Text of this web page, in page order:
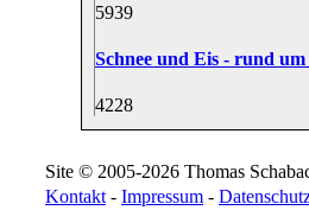
5939
Schnee und Eis - rund
4228
Site © 2005-2026 Thomas
Kontakt - Impressum -